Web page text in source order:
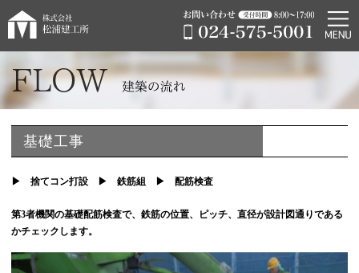
基礎工事
▶︎ 捨てコン打設 ▶︎ 鉄筋組 ▶︎ 配筋検査
第3者機関の基礎配筋検査で、鉄筋の位置、ピッチ、直径が設計図通りである
かチェックします。